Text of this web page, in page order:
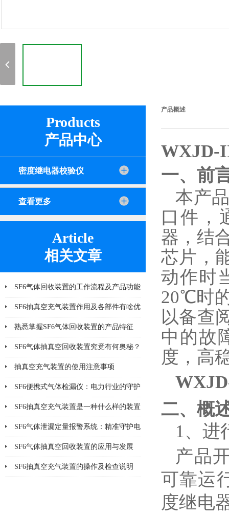
Products
产品中心
密度继电器校验仪
查看更多
Article
相关文章
SF6气体回收装置的工作流程及产品功能
说明
SF6抽真空充气装置作用及各部件有啥优
势
熟悉掌握SF6气体回收装置的产品特征
SF6气体抽真空回收装置究竟有何奥秘？
抽真空充气装置的使用注意事项
SF6便携式气体检漏仪：电力行业的守护
神
SF6抽真空充气装置是一种什么样的装置
SF6气体泄漏定量报警系统：精准守护电
气安全
SF6气体抽真空回收装置的应用与发展
SF6抽真空充气装置的操作及检查说明
产品概述
WXJD-
一、前
本产
口件，
器，结
芯片，
动作时
20℃时
以备查
中的故
度，高
二、概
1、 进
产品
可靠运
度继电